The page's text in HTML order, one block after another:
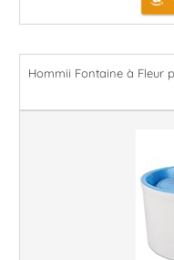
Hommii Fontaine à Fleur